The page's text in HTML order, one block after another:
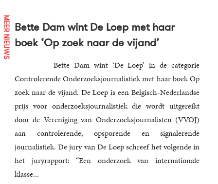
MEER NIEUWS Bette Dam wint De Loep met haar
boek ‘Op zoek naar de vijand’
Bette Dam wint ‘De Loep’ in de categorie
Controlerende Onderzoeksjournalistiek met haar boek Op
zoek naar de vijand. De Loep is een Belgisch-Nederlandse
prijs voor onderzoeksjournalistiek die wordt uitgereikt
door de Vereniging van Onderzoeksjournalisten (VVOJ)
aan controlerende, opsporende en signalerende
journalistiek. De jury van De Loep schreef het volgende in
het juryrapport: “Een onderzoek van internationale
klasse...